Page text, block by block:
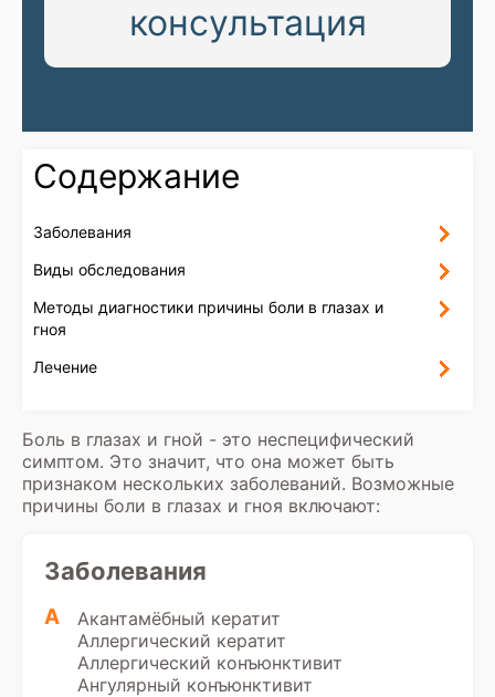
консультация
Содержание
Заболевания
Виды обследования
Методы диагностики причины боли в глазах и
гноя
Лечение
Боль в глазах и гной - это неспецифический
симптом. Это значит, что она может быть
признаком нескольких заболеваний. Возможные
причины боли в глазах и гноя включают:
Заболевания
А
Акантамёбный кератит
Аллергический кератит
Аллергический конъюнктивит
Ангулярный конъюнктивит